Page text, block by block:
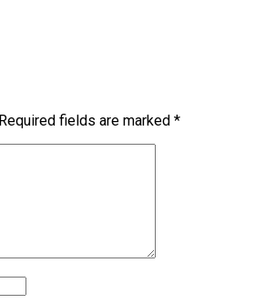
Required fields are marked *